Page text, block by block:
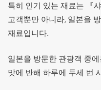
특히 인기 있는 재료는 『
고객뿐만 아니라, 일본을
재료입니다.
일본을 방문한 관광객 중
맛에 반해 하루에 두세 번